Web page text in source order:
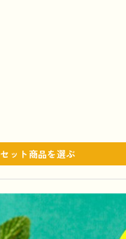
セット商品を選ぶ